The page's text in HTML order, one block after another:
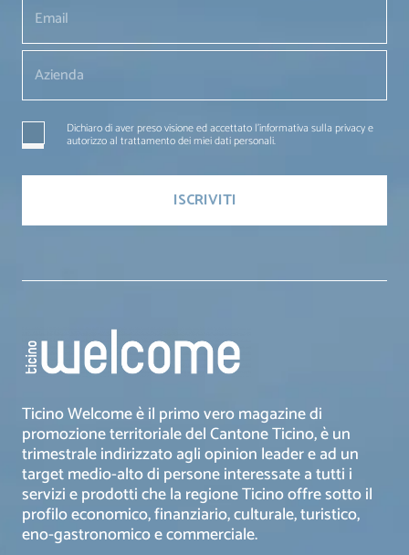
Dichiaro di aver preso visione ed accettato l'informativa sulla privacy e
autorizzo al trattamento dei miei dati personali.
Ticino Welcome è il primo vero magazine di
promozione territoriale del Cantone Ticino, è un
trimestrale indirizzato agli opinion leader e ad un
target medio-alto di persone interessate a tutti i
servizi e prodotti che la regione Ticino offre sotto il
profilo economico, finanziario, culturale, turistico,
eno-gastronomico e commerciale.